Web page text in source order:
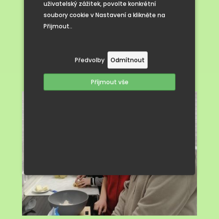
uživatelský zážitek, povolte konkrétní
soubory cookie v Nastavení a klikněte na
Přijmout..
Předvolby Odmítnout
Příjmout vše
Rodiče se přišli
podívat